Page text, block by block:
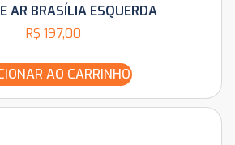
AR BRASÍLIA ESQUERDA
R$ 197,00
AO CARRINHO